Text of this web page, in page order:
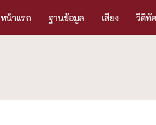
หน้าแรก ฐานข้อมูล เสียง วีดิทั